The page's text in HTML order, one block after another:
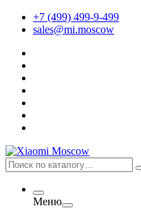
+7 (499) 499-9-499
sales@mi.moscow
Меню